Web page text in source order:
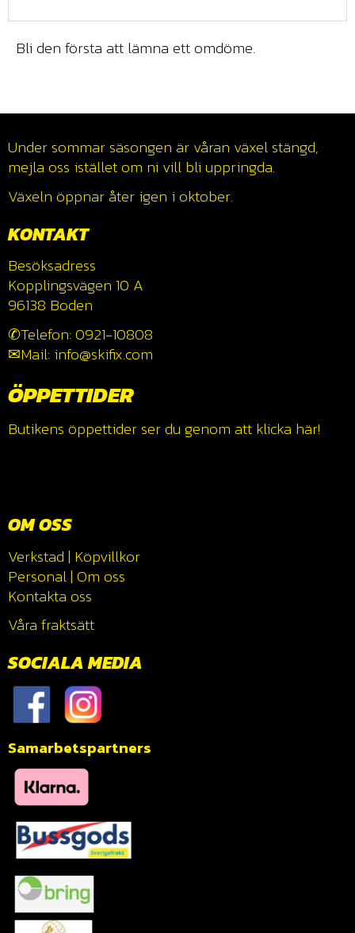
Bli den första att lämna ett omdöme.
Under sommar säsongen är våran växel stängd,
mejla oss istället om ni vill bli uppringda.
Växeln öppnar åter igen i oktober.
KONTAKT
Besöksadress
Kopplingsvägen 10 A
96138 Boden
✆Telefon: 0921-10808
✉Mail: info@skifix.com
ÖPPETTIDER
Butikens öppettider ser du genom att klicka här!
OM OSS
Verkstad | Köpvillkor
Personal| Om oss
Kontakta oss
Våra fraktsätt
SOCIALA MEDIA
Samarbetspartners